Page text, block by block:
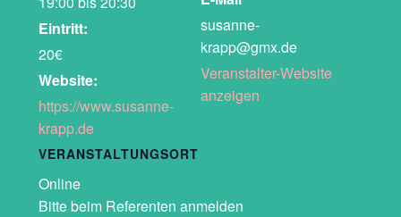
Eintritt:
20€
Website:
https://www.susanne-
krapp.de
VERANSTALTUNGSORT
Online
Bitte beim Referenten anmelden
susanne-
krapp@gmx.de
Veranstalter-Website
anzeigen